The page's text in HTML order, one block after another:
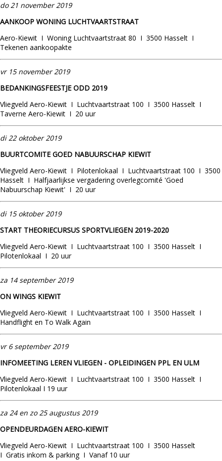
do 21 november 2019
AANKOOP WONING LUCHTVAARTSTRAAT
Aero-Kiewit I Woning Luchtvaartstraat 80 I 3500 Hasselt I
Tekenen aankoopakte
vr 15 november 2019
BEDANKINGSFEESTJE ODD 2019
Vliegveld Aero-Kiewit I Luchtvaartstraat 100 I 3500 Hasselt I
Taverne Aero-Kiewit I 20 uur
di 22 oktober 2019
BUURTCOMITE GOED NABUURSCHAP KIEWIT
Vliegveld Aero-Kiewit I Pilotenlokaal I Luchtvaartstraat 100 I 3500
Hasselt I Halfjaarlijkse vergadering overlegcomité 'Goed
Nabuurschap Kiewit' I 20 uur
di 15 oktober 2019
START THEORIECURSUS SPORTVLIEGEN 2019-2020
Vliegveld Aero-Kiewit I Luchtvaartstraat 100 I 3500 Hasselt I
Pilotenlokaal I 20 uur
za 14 september 2019
ON WINGS KIEWIT
Vliegveld Aero-Kiewit I Luchtvaartstraat 100 I 3500 Hasselt I
Handflight en To Walk Again
vr 6 september 2019
INFOMEETING LEREN VLIEGEN - OPLEIDINGEN PPL EN ULM
Vliegveld Aero-Kiewit I Luchtvaartstraat 100 I 3500 Hasselt I
Pilotenlokaal I 19 uur
za 24 en zo 25 augustus 2019
OPENDEURDAGEN AERO-KIEWIT
Vliegveld Aero-Kiewit I Luchtvaartstraat 100 I 3500 Hasselt
I Gratis inkom & parking I Vanaf 10 uur